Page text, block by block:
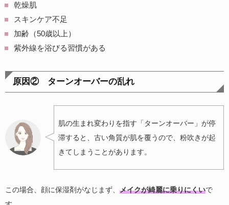
乾燥肌
スキンケア不足
加齢（50歳以上）
紫外線を浴びる習慣がある
原因② ターンオーバーの乱れ
肌の生まれ変わりを指す「ターンオーバー」が停
滞すると、古い角質が肌を覆うので、粉吹きが起
きてしまうことがあります。
この場合、顔に保湿剤がなじまず、 メイクが綺麗に乗りにくいで